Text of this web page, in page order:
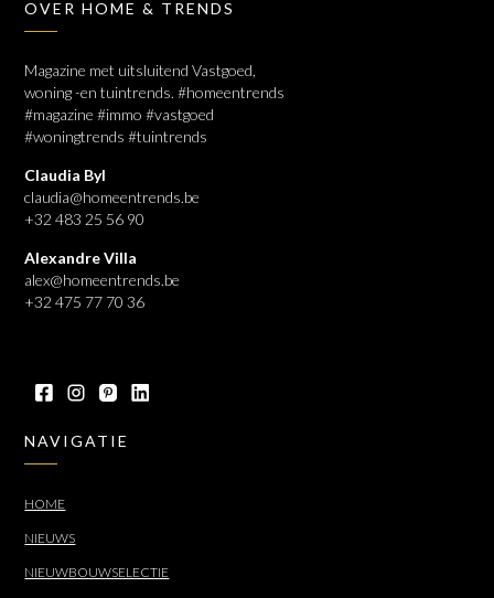
OVER HOME & TRENDS
Magazine met uitsluitend Vastgoed,
woning -en tuintrends. #homeentrends
#magazine #immo #vastgoed
#woningtrends #tuintrends
Claudia Byl
claudia@homeentrends.be
+32 483 25 56 90
Alexandre Villa
alex@homeentrends.be
+32 475 77 70 36
NAVIGATIE
HOME
NIEUWS
NIEUWBOUWSELECTIE